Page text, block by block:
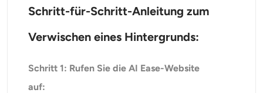
Schritt-für-Schritt-Anleitung zum
Verwischen eines Hintergrunds:
Schritt 1: Rufen Sie die AI Ease-Website
auf: